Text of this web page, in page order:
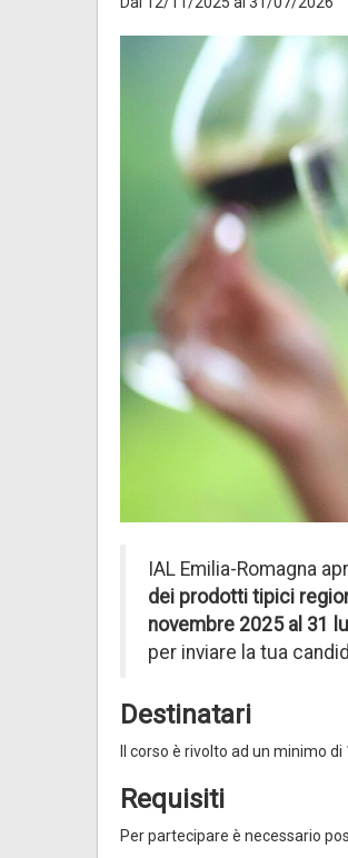
IAL Emilia-Romagna
dei prodotti tipici
novembre 2025 al 31
per inviare la tua
Destinatari
Il corso è rivolto ad un minimo
Requisiti
Per partecipare è necessario